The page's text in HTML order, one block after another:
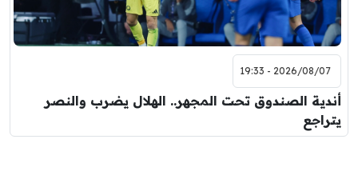
2026/08/07 - 19:33
أندية الصندوق تحت المجهر.. الهلال يضرب والنصر
يتراجع